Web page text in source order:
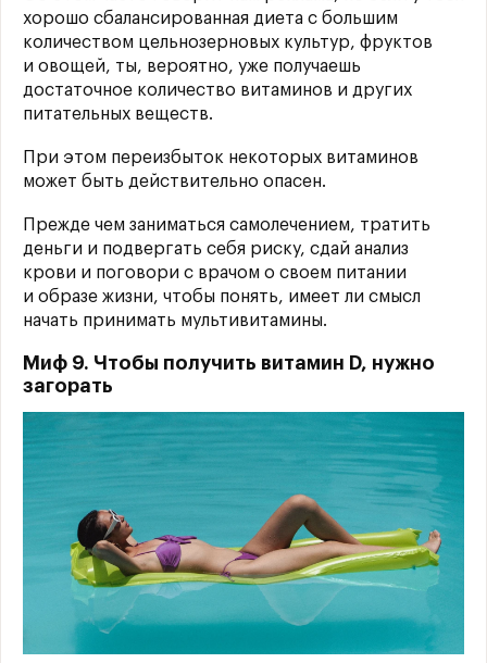
хорошо сбалансированная диета с большим
количеством цельнозерновых культур, фруктов
и овощей, ты, вероятно, уже получаешь
достаточное количество витаминов и других
питательных веществ.
При этом переизбыток некоторых витаминов
может быть действительно опасен.
Прежде чем заниматься самолечением, тратить
деньги и подвергать себя риску, сдай анализ
крови и поговори с врачом о своем питании
и образе жизни, чтобы понять, имеет ли смысл
начать принимать мультивитамины.
Миф 9. Чтобы получить витамин D, нужно
загорать